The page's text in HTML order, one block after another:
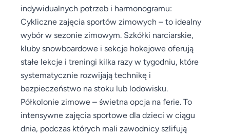
indywidualnych potrzeb i harmonogramu:
Cykliczne zajęcia sportów zimowych – to idealny
wybór w sezonie zimowym. Szkółki narciarskie,
kluby snowboardowe i sekcje hokejowe oferują
stałe lekcje i treningi kilka razy w tygodniu, które
systematycznie rozwijają technikę i
bezpieczeństwo na stoku lub lodowisku.
Półkolonie zimowe – świetna opcja na ferie. To
intensywne zajęcia sportowe dla dzieci w ciągu
dnia, podczas których mali zawodnicy szlifują